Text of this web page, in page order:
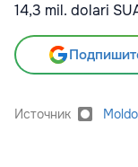
14,3 mil. dolari
Источник